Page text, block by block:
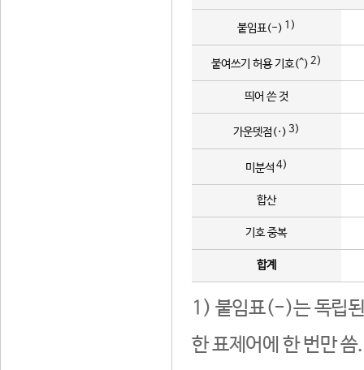
붙임표(-) 1)
붙여쓰기 허용 기호(^) 2)
띄어 쓴 것
가운뎃점(·) 3)
미분석 4)
합산
기호 중복
합계
1) 붙임표(-)는 독립된
한 표제어에 한 번만